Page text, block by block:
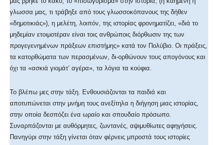
γλωσσα μας, τι τράβηξε από τους γλωσσοκόπανους της δήθεν
«δημοτικιάς»), η μελέτη, λοιπόν, της ιστορίας φρονηματίζει, «διά το
μηδεμίαν ετοιμοτέραν είναι τοις ανθρώποις διόρθωσιν της των
προγεγενημένων πράξεων επιστήμης» κατά τον Πολύβιο. Οι πράξεις,
τα κατορθώματα των περασμένων, δι-ορθώνουν τους απογόνους και
όχι τα «ασκιά γιομάτʼ αγέρα», τα λόγια τα κούφια.
Το βλέπω μες στην τάξη. Ενθουσιάζονται τα παιδιά και
αποτυπώνεται στην μνήμη τους ανεξίτηλα η διήγηση μιας ιστορίας,
στην οποία δεσπόζει ένα ωραίο και σπουδαίο πρόσωπο.
Συναρπάζονται με αυθόρμητες, ζωντανές, αψιμυθίωτες αφηγήσεις.
Πανηγύρι στην τάξη γίνεται όταν φέρνεις μπροστά τους ιστορίες